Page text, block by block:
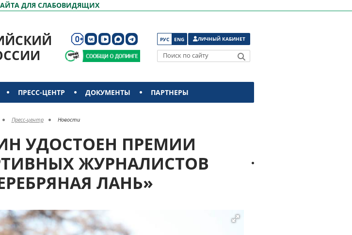
ДЛЯ СЛАБОВИДЯЩИХ
РУС ENG ЛИЧНЫЙ КАБИНЕТ
Поиск по сайту
ПРЕСС-ЦЕНТР ДОКУМЕНТЫ ПАРТНЕРЫ
Пресс-центр Новости
УДОСТОЕН ПРЕМИИ
ЖУРНАЛИСТОВ
ЛАНЬ»